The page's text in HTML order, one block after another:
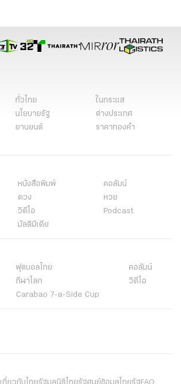
ทั่วไทย
ในกระแส
นโยบายรัฐ
ต่างประเทศ
ยานยนต์
ราคาทองคำ
หนังสือพิมพ์
คอลัมน์
ดวง
หวย
วิดีโอ
Podcast
มัลติมีเดีย
ฟุตบอลไทย
คอลัมน์
กีฬาโลก
วิดีโอ
Carabao 7-a-Side Cup